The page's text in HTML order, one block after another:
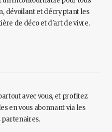
dévoilant et décryptant les
de déco et d'art de vivre.
avec vous, et profitez
en vous abonnant via les